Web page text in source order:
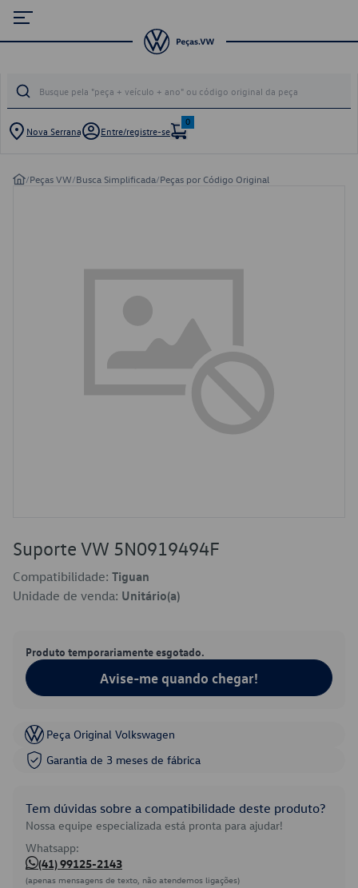
Nova Serrana Entre/registre-se
0
/Peças VW/Busca Simplificada/Peças por Código Original
Suporte VW 5N0919494F
Compatibilidade: Tiguan
Unidade de venda: Unitário(a)
Produto temporariamente esgotado.
Avise-me quando chegar!
Peça Original Volkswagen
Garantia de 3 meses de fábrica
Tem dúvidas sobre a compatibilidade deste produto?
Nossa equipe especializada está pronta para ajudar!
Whatsapp:
(41) 99125-2143
(apenas mensagens de texto, não atendemos ligações)